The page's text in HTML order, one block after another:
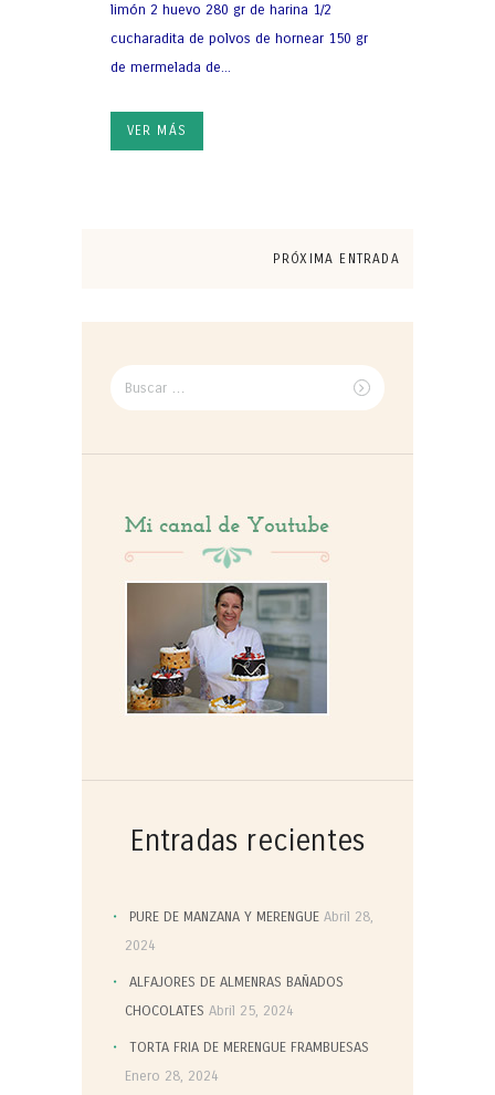
limón 2 huevo 280 gr de harina 1/2
cucharadita de polvos de hornear 150 gr
de mermelada de...
VER MÁS
PRÓXIMA ENTRADA
Buscar
por:
Entradas recientes
PURE DE MANZANA Y MERENGUE Abril 28,
2024
ALFAJORES DE ALMENRAS BAÑADOS
CHOCOLATES Abril 25, 2024
TORTA FRIA DE MERENGUE FRAMBUESAS
Enero 28, 2024